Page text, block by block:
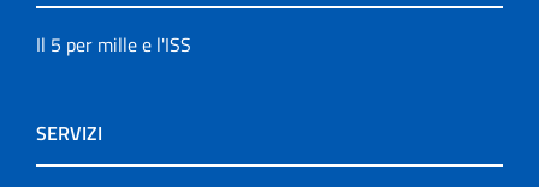
Il 5 per mille e l'ISS
SERVIZI